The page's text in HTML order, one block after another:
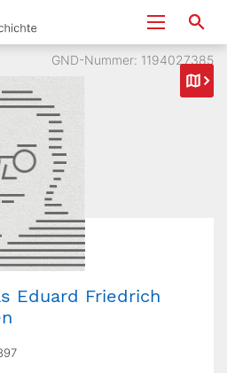
GND-Nummer: 1194027385
Eduard Friedrich